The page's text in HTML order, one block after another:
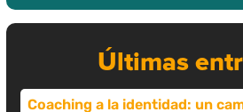
Últimas
Coaching a la identidad: un